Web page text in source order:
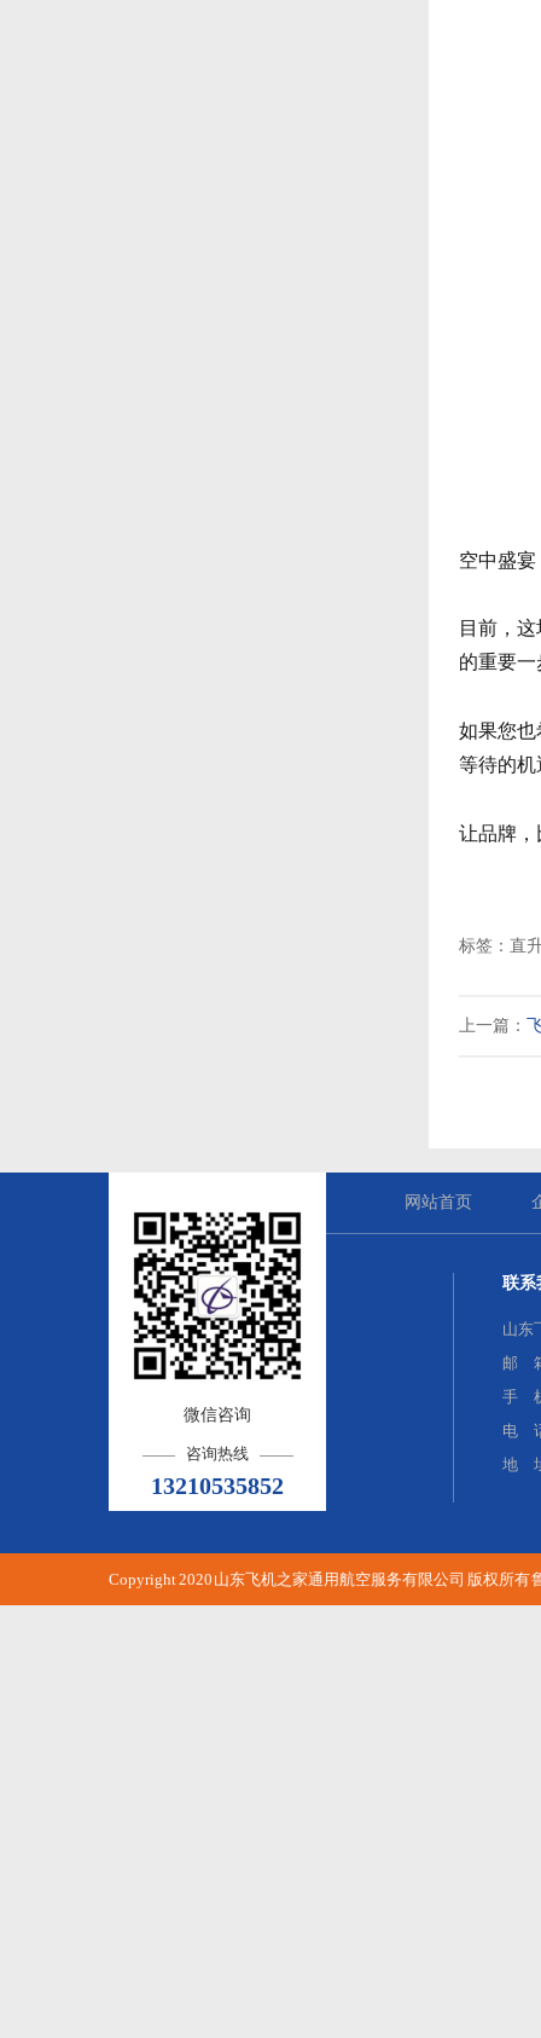
空中盛
目前，
的重要
如果您也
等待的机
让品牌，
标签：直
上一篇：
微信咨询
咨询热线
13210535852
网站首页
联系
山东
邮
手
电
地
Copyright 2020 山东飞机之家通用航空服务有限公司 版权所有